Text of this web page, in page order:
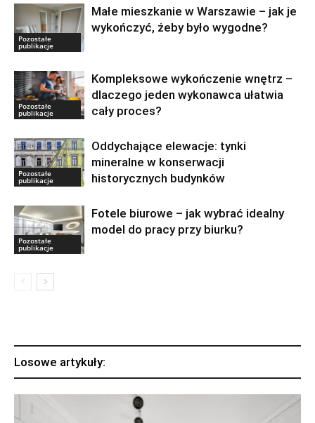
Pozostałe
publikacje
Małe mieszkanie w Warszawie – jak je
wykończyć, żeby było wygodne?
Pozostałe
publikacje
Kompleksowe wykończenie wnętrz –
dlaczego jeden wykonawca ułatwia
cały proces?
Pozostałe
publikacje
Oddychające elewacje: tynki
mineralne w konserwacji
historycznych budynków
Pozostałe
publikacje
Fotele biurowe – jak wybrać idealny
model do pracy przy biurku?
Losowe artykuły: